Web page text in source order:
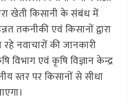
खेती किसानी के संबंध में
तकनीकी एवं किसानों द्वारा
नवाचारों की जानकारी
विभाग एवं कृषि विज्ञान केन्द्र
स्तर पर किसानों से सीधा